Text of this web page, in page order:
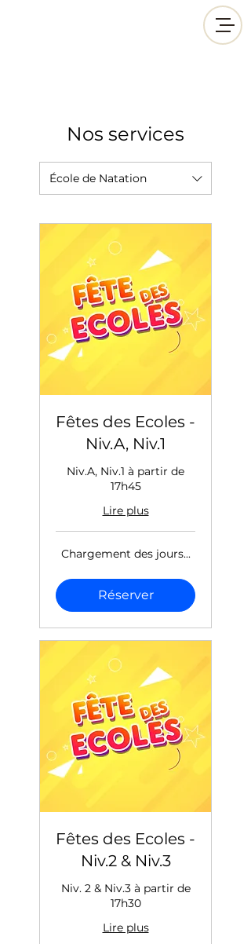
Nos services
École de Natation
Fêtes des Ecoles -
Niv.A, Niv.1
Niv.A, Niv.1 à partir de
17h45
Lire plus
Chargement des jours...
Réserver
Fêtes des Ecoles -
Niv.2 & Niv.3
Niv. 2 & Niv.3 à partir de
17h30
Lire plus